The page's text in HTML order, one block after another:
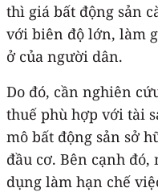
thì giá bất động sản
với biên độ lớn, làm
ở của người dân.
Do đó, cần nghiên
thuế phù hợp với tài
mô bất động sản sở
đầu cơ. Bên cạnh đó,
dụng làm hạn chế